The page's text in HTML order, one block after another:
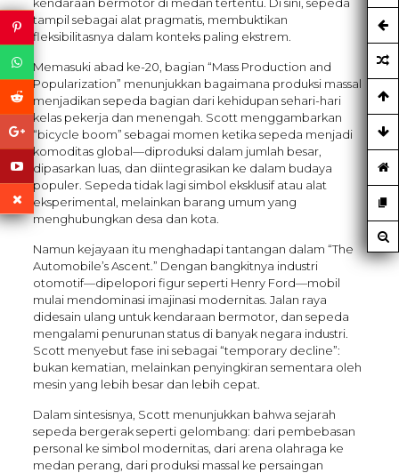
tampil sebagai alat pragmatis, membuktikan
fleksibilitasnya dalam konteks paling ekstrem.
Memasuki abad ke-20, bagian “Mass Production and
Popularization” menunjukkan bagaimana produksi massal
menjadikan sepeda bagian dari kehidupan sehari-hari
kelas pekerja dan menengah. Scott menggambarkan
“bicycle boom” sebagai momen ketika sepeda menjadi
komoditas global—diproduksi dalam jumlah besar,
dipasarkan luas, dan diintegrasikan ke dalam budaya
populer. Sepeda tidak lagi simbol eksklusif atau alat
eksperimental, melainkan barang umum yang
menghubungkan desa dan kota.
Namun kejayaan itu menghadapi tantangan dalam “The
Automobile’s Ascent.” Dengan bangkitnya industri
otomotif—dipelopori figur seperti Henry Ford—mobil
mulai mendominasi imajinasi modernitas. Jalan raya
didesain ulang untuk kendaraan bermotor, dan sepeda
mengalami penurunan status di banyak negara industri.
Scott menyebut fase ini sebagai “temporary decline”:
bukan kematian, melainkan penyingkiran sementara oleh
mesin yang lebih besar dan lebih cepat.
Dalam sintesisnya, Scott menunjukkan bahwa sejarah
sepeda bergerak seperti gelombang: dari pembebasan
personal ke simbol modernitas, dari arena olahraga ke
medan perang, dari produksi massal ke persaingan